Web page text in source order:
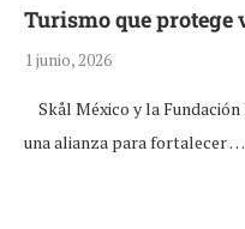
Turismo que protege
1 junio, 2026
Skål México y la
una alianza para fortalecer …